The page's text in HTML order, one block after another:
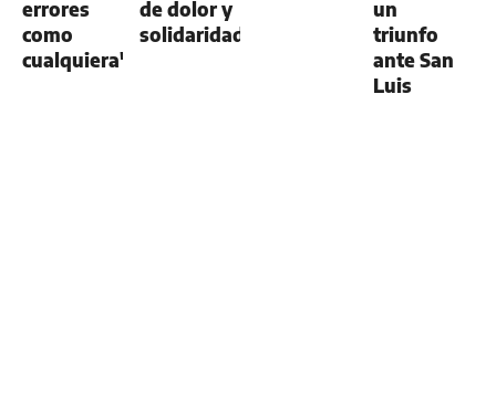
errores
como
cualquiera"
de dolor y
solidaridad
un
triunfo
ante San
Luis